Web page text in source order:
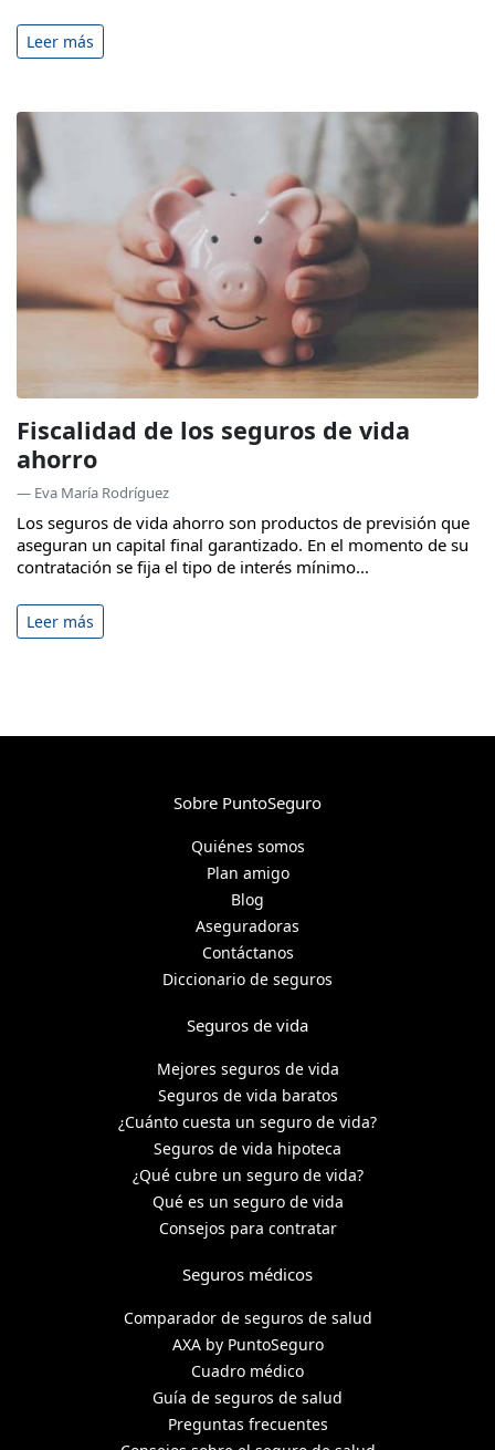
Leer más
Fiscalidad de los seguros de vida
ahorro
— Eva María Rodríguez
Los seguros de vida ahorro son productos de previsión que
aseguran un capital final garantizado. En el momento de su
contratación se fija el tipo de interés mínimo...
Leer más
Sobre PuntoSeguro
Quiénes somos
Plan amigo
Blog
Aseguradoras
Contáctanos
Diccionario de seguros
Seguros de vida
Mejores seguros de vida
Seguros de vida baratos
¿Cuánto cuesta un seguro de vida?
Seguros de vida hipoteca
¿Qué cubre un seguro de vida?
Qué es un seguro de vida
Consejos para contratar
Seguros médicos
Comparador de seguros de salud
AXA by PuntoSeguro
Cuadro médico
Guía de seguros de salud
Preguntas frecuentes